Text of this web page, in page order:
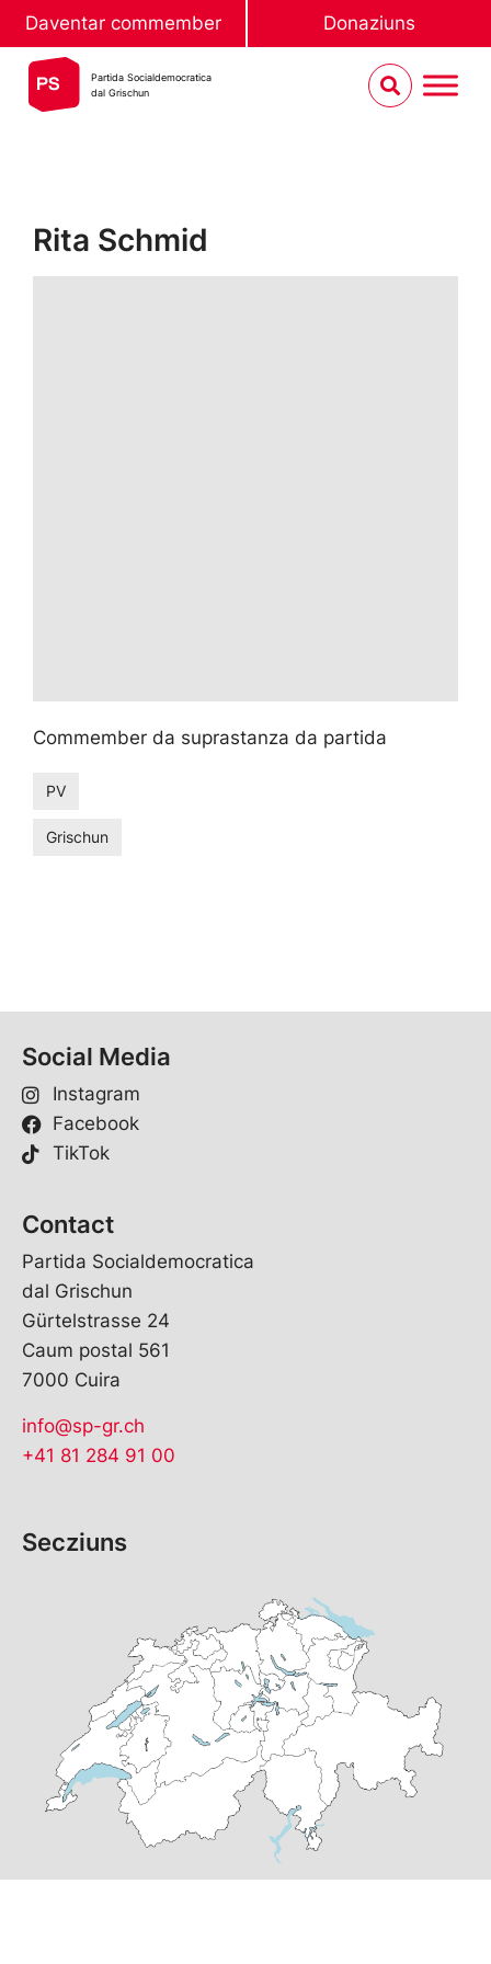
Daventar commember Donaziuns
Partida Socialdemocratica
dal Grischun
Rita Schmid
Commember da suprastanza da partida
PV
Grischun
Social Media
Instagram
Facebook
TikTok
Contact
Partida Socialdemocratica
dal Grischun
Gürtelstrasse 24
Caum postal 561
7000 Cuira
info@sp-gr.ch
+41 81 284 91 00
Secziuns